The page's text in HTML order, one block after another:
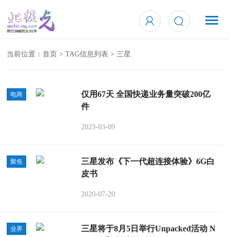
当前位置：首页 > TAG信息列表 > 三星
电商
仅用67天 全国快递业务量突破200亿
件
2023-03-09
聚焦
三星发布《下一代超连接体验》6G白
皮书
2020-07-20
业界
三星将于8月5日举行Unpacked活动 N